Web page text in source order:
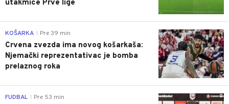
utakmice Prve lige
0
KOŠARKA Pre 39 min
Crvena zvezda ima novog košarkaša:
Njemački reprezentativac je bomba
prelaznog roka
0
FUDBAL Pre 53 min